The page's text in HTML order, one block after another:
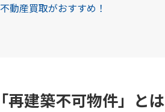
動産買取がおすすめ！
再建築不可物件」とは